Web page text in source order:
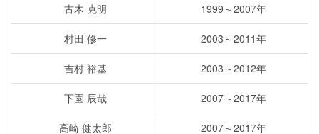
古木 克明 1999～2007年
村田 修一 2003～2011年
吉村 裕基 2003～2012年
下園 辰哉 2007～2017年
高崎 健太郎 2007～2017年